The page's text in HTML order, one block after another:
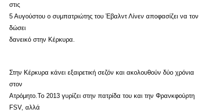
στις
5 Αυγούστου ο συμπατριώτης του Έβαλντ Λίνεν αποφασίζει να τον
δώσει
δανεικό στην Κέρκυρα.
Στην Κέρκυρα κάνει εξαιρετική σεζόν και ακολουθούν δύο χρόνια
στον
Ατρόμητο.Το 2013 γυρίζει στην πατρίδα του και την Φρανκφούρτη
FSV, αλλά